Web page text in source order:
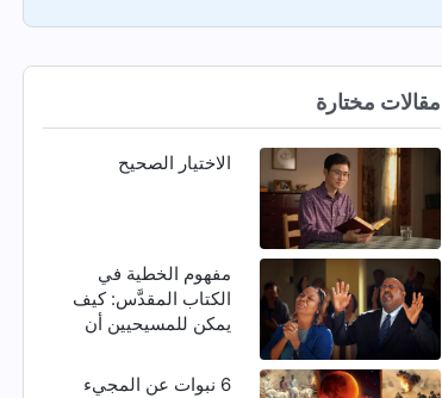
مقالات مختارة
الاختيار الصحيح
مفهوم الخطية في
الكتاب المقدَّس: كيف
يمكن للمسيحيين أن
6 نبوات عن المجيء